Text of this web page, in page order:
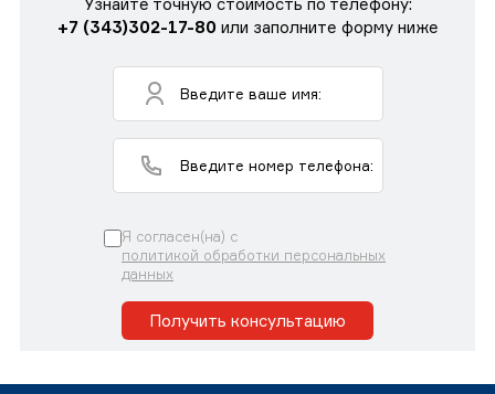
+7 (343)302-17-80 или заполните форму ниже
Я согласен(на) с
политикой обработки персональных
данных
Получить консультацию